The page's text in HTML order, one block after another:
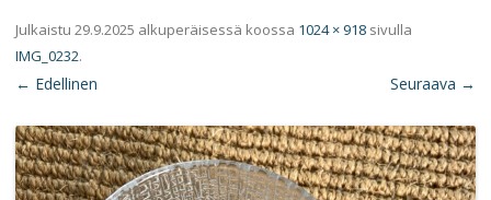
Julkaistu 29.9.2025 alkuperäisessä koossa 1024 × 918 sivulla
IMG_0232.
← Edellinen Seuraava →